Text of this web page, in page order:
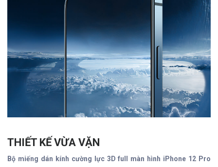
THIẾT KẾ VỪA VẶN
Bộ miếng dán kính cường lực 3D full màn hình iPhone 12 Pro